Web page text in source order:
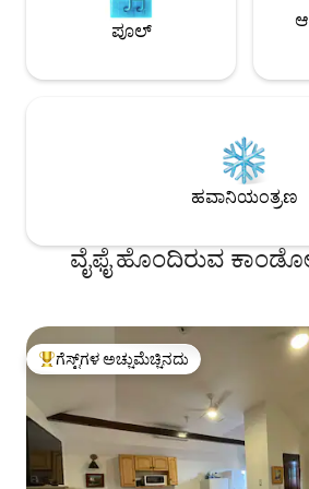
ಪೂಲ್
ಹವಾನಿಯಂತ್ರಣ
ವೈಫೈ ಹೊಂದಿರುವ
ಗೆಸ್ಟ್‌ಗಳಿಗೆ ಅತಿ ಹೆಚ್ಚು ಅಚ್ಚುಮೆಚ್ಚಿನದು
ಗೆಸ್ಟ್‌ಗಳ ಅಚ್ಚುಮೆಚ್ಚಿನದು